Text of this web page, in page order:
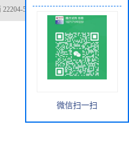
53-1 杂质 科研试剂
微信扫一扫